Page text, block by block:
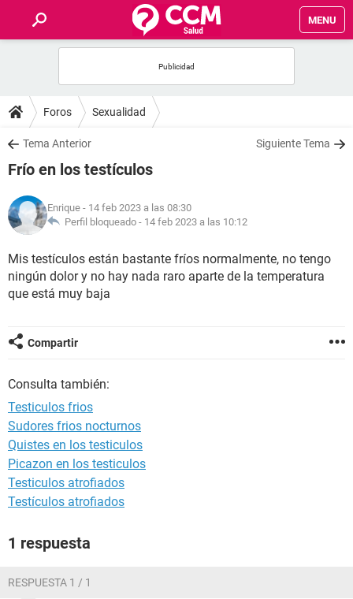
MENU
FOROS
SALUD
NUTRICIÓN
BIENESTAR
SEXUALIDAD
GLOSARIO
Foros Sexualidad
Tema Anterior Siguiente Tema
Frío en los testículos
Enrique - 14 feb 2023 a las 08:30
Perfil bloqueado - 14 feb 2023 a las 10:12
Mis testículos están bastante fríos normalmente, no tengo
ningún dolor y no hay nada raro aparte de la temperatura
que está muy baja
Compartir
Consulta también:
Testiculos frios
Sudores frios nocturnos
Quistes en los testiculos
Picazon en los testiculos
Testiculos atrofiados
Testículos atrofiados
1 respuesta
RESPUESTA 1 / 1